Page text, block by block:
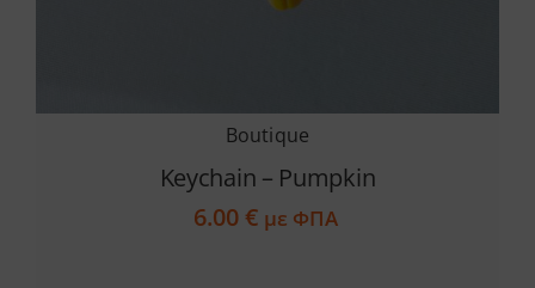
Boutique
Keychain – Pumpkin
6.00€ με ΦΠΑ